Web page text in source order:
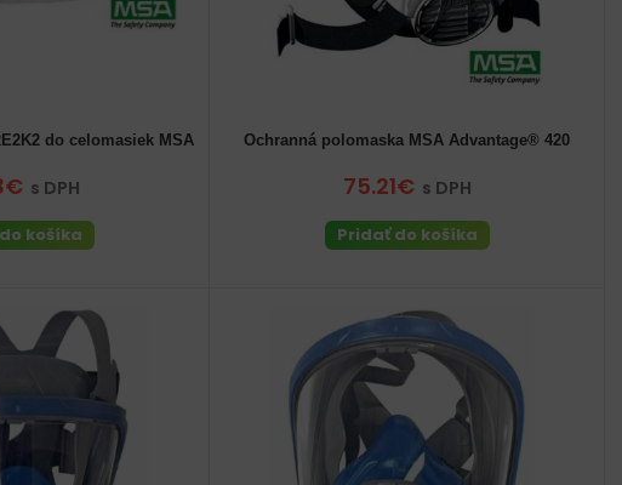
do celomasiek MSA
s DPH
košíka
Ochranná polomaska MSA Advantage® 420
75.21€ s DPH
Pridať do košíka